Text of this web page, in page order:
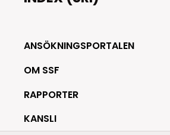
ANSÖKNINGSPORTALEN
OM SSF
RAPPORTER
KANSLI